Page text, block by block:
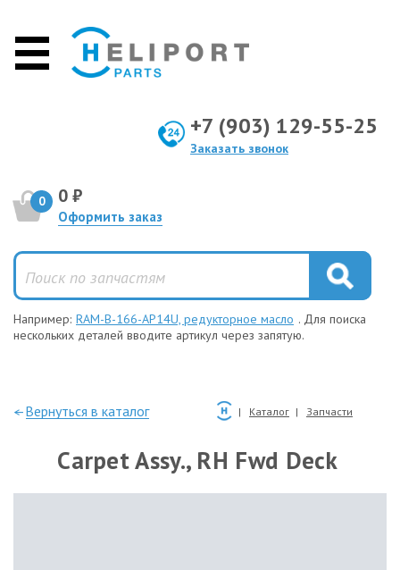
+7 (903) 129-55-25
Заказать звонок
0 0 ₽
Оформить заказ
Например: RAM-B-166-AP14U, редукторное масло . Для поиска
нескольких деталей вводите артикул через запятую.
—Вернуться в каталог Каталог Запчасти
Carpet Assy., RH Fwd Deck